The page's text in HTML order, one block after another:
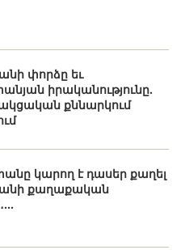
փորձը եւ
իրականությունը.
քննարկում
կարող է դասեր քաղել
քաղաքական